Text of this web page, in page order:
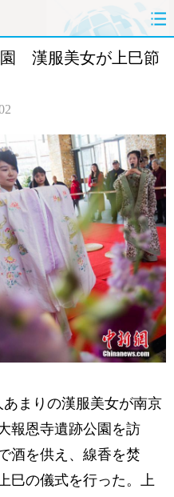
経済
写真
漢服美女が上巳節
まりの漢服美女が南京
報恩寺遺跡公園を訪
酒を供え、線香を焚
巳の儀式を行った。上